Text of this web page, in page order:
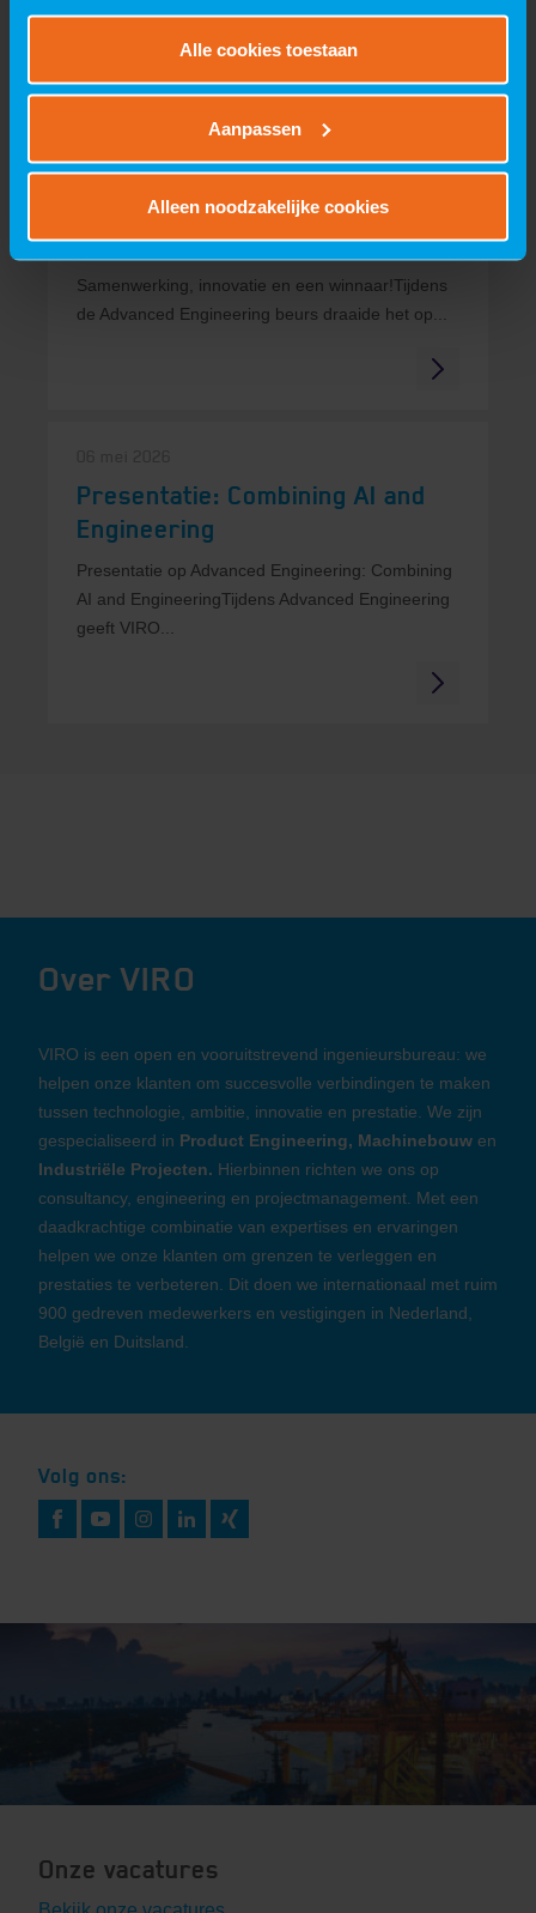
Alle cookies toestaan
Aanpassen
Alleen noodzakelijke cookies
09 juni 2026
Samenwerking, innovatie en een
winnaar!
Samenwerking, innovatie en een winnaar!Tijdens
de Advanced Engineering beurs draaide het op...
Presentatie: Combining AI and
Engineering
Presentatie op Advanced Engineering: Combining
AI and EngineeringTijdens Advanced Engineering
geeft VIRO...
Over VIRO
VIRO is een open en vooruitstrevend ingenieursbureau: we
helpen onze klanten om succesvolle verbindingen te maken
tussen technologie, ambitie, innovatie en prestatie. We zijn
gespecialiseerd in Product Engineering, Machinebouw en
Industriële Projecten. Hierbinnen richten we ons op
consultancy, engineering en projectmanagement. Met een
daadkrachtige combinatie van expertises en ervaringen
helpen we onze klanten om grenzen te verleggen en
prestaties te verbeteren. Dit doen we internationaal met ruim
900 gedreven medewerkers en vestigingen in Nederland,
België en Duitsland.
Volg ons:
Onze vacatures